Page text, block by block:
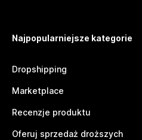
Najpopularniejsze kategorie
Dropshipping
Marketplace
Recenzje produktu
Oferuj sprzedaż droższych